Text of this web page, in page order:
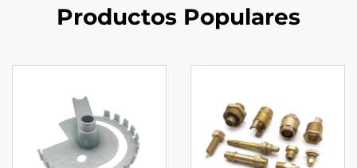
Productos Populares